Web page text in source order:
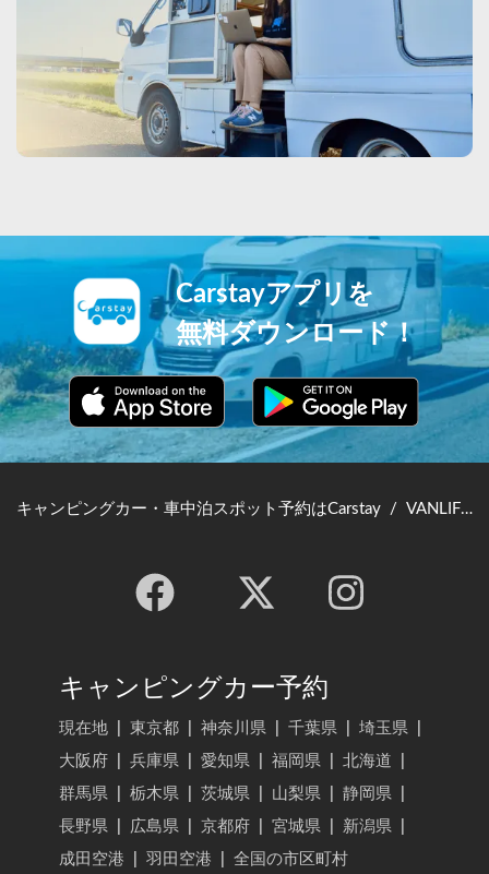
Carstayアプリを
無料ダウンロード！
キャンピングカー・車中泊スポット予約はCarstay / VANLIFE JAPAN TOP
キャンピングカー予約
現在地 東京都 神奈川県 千葉県 埼玉県
大阪府
兵庫県 愛知県 福岡県 北海道
群馬県
栃木県 茨城県 山梨県 静岡県
長野県
広島県 京都府 宮城県 新潟県
成田空港
羽田空港
全国の市区町村